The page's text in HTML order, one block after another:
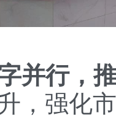
并行，
，强化